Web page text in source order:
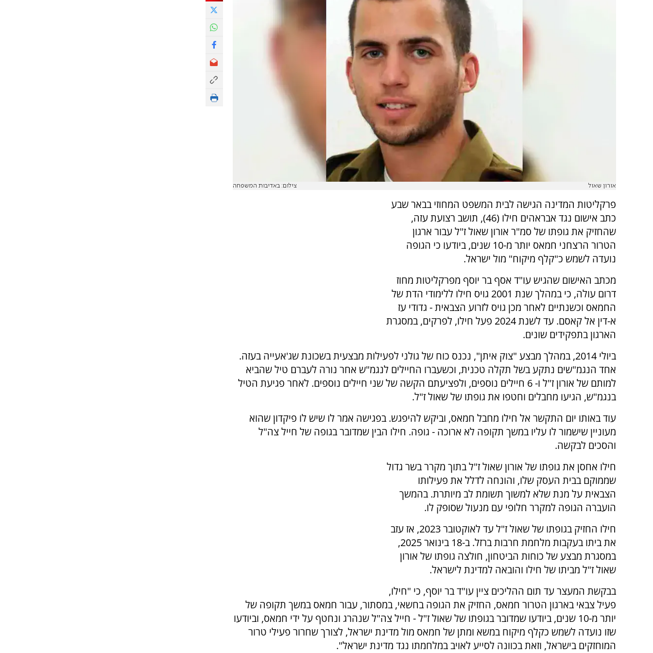
אורון שאול צילום: באדיבות המשפחה
פרקליטות המדינה הגישה לבית המשפט המחוזי בבאר שבע
כתב אישום נגד אבראהים חילו (46), תושב רצועת עזה,
שהחזיק את גופתו של סמ"ר אורון שאול ז"ל עבור ארגון
הטרור הרצחני חמאס יותר מ-10 שנים, ביודעו כי הגופה
נועדה לשמש כ"קלף מיקוח" מול ישראל.
מכתב האישום שהגיש עו"ד אסף בר יוסף מפרקליטות מחוז
דרום עולה, כי במהלך שנת 2001 גויס חילו ללימודי הדת של
החמאס וכשנתיים לאחר מכן גויס לזרוע הצבאית - גדודי עז
א-דין אל קאסם. עד לשנת 2024 פעל חילו, לפרקים, במסגרת
הארגון בתפקידים שונים.
ביולי 2014, במהלך מבצע "צוק איתן", נכנס כוח של גולני לפעילות מבצעית בשכונת שג'אעייה בעזה.
אחד הנגמ"שים נתקע בשל תקלה טכנית, וכשעברו החיילים לנגמ"ש אחר נורה לעברם טיל שהביא
למותם של אורון ז"ל ו- 6 חיילים נוספים, ולפציעתם הקשה של שני חיילים נוספים. לאחר פגיעת הטיל
בנגמ"ש, הגיעו מחבלים וחטפו את גופתו של שאול ז"ל.
עוד באותו יום התקשר אל חילו מחבל חמאס, וביקש להיפגש. בפגישה אמר לו שיש לו פיקדון שהוא
מעוניין שישמור לו עליו במשך תקופה לא ארוכה - גופה. חילו הבין שמדובר בגופה של חייל צה"ל
והסכים לבקשה.
חילו אחסן את גופתו של אורון שאול ז"ל בתוך מקרר בשר גדול
שממוקם בבית העסק שלו, והונחה לדלל את פעילותו
הצבאית על מנת שלא למשוך תשומת לב מיותרת. בהמשך
הועברה הגופה למקרר חלופי עם מנעול שסופק לו.
חילו החזיק בגופתו של שאול ז"ל עד לאוקטובר 2023, אז עזב
את ביתו בעקבות מלחמת חרבות ברזל. ב-18 בינואר 2025,
במסגרת מבצע של כוחות הביטחון, חולצה גופתו של אורון
שאול ז"ל מביתו של חילו והובאה למדינת לישראל.
בבקשת המעצר עד תום ההליכים ציין עו"ד בר יוסף, כי "חילו,
פעיל צבאי בארגון הטרור חמאס, החזיק את הגופה בחשאי, במסתור, עבור חמאס במשך תקופה של
יותר מ-10 שנים, ביודעו שמדובר בגופתו של שאול ז"ל - חייל צה"ל שנהרג ונחטף על ידי חמאס, וביודעו
שזו נועדה לשמש כקלף מיקוח במשא ומתן של חמאס מול מדינת ישראל, לצורך שחרור פעילי טרור
המוחזקים בישראל, וזאת בכוונה לסייע לאויב במלחמתו נגד מדינת ישראל".